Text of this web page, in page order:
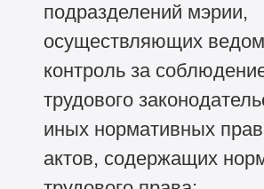
подразделений мэрии,
осуществляющих
контроль за
трудового
иных нормативных
актов, содержащих